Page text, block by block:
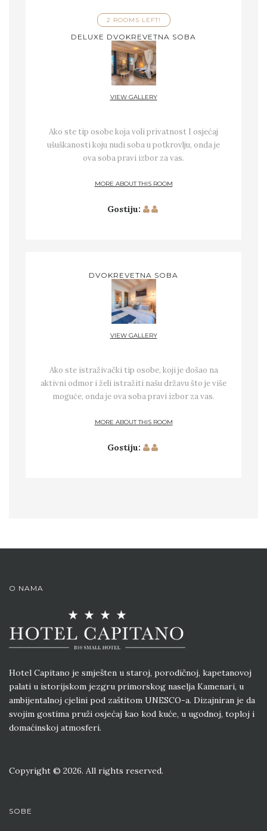
2 ROOMS LEFT!
DELUXE DVOKREVETNA SOBA
VIEW GALLERY
Ako ste tip osobe koja voli privatnost I osjećaj
ušuškanosti koju nudi soba u potkrovlju, onda je
ova soba pravi izbor za vas.
MORE ABOUT THIS ROOM
Gostiju:
DVOKREVETNA SOBA
VIEW GALLERY
Ako ste istraživački tip osobe, koji je došao na
aktivni odmor i želi istražiti našu državu što je više
moguće, onda je ova soba pravi izbor za vas.
MORE ABOUT THIS ROOM
Gostiju:
O NAMA
Hotel Capitano je smješten u staroj, porodičnoj, kapetanovoj
palati u istorijskom jezgru primorskog naselja Kamenari, u
ambijentalnoj cjelini pod zaštitom UNESCO-a. Dizajniran je da
svojim gostima pruži osjećaj kao kod kuće, u ugodnoj, toploj i
domaćinskoj atmosferi.
Copyright © 2026. All rights reserved.
SOBE